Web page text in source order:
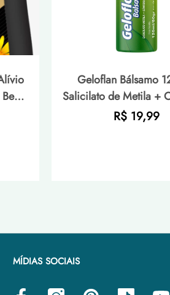
Geloflan Bálsamo
Salicilato de Metila +
Mentol para Alívio
Preço
R$ 19,99
MÍDIAS SOCIAIS